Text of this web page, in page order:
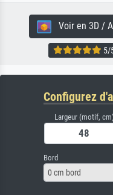
Voir en 3D /
5/
Configurez
Largeur (motif,
Bord
0 cm bord